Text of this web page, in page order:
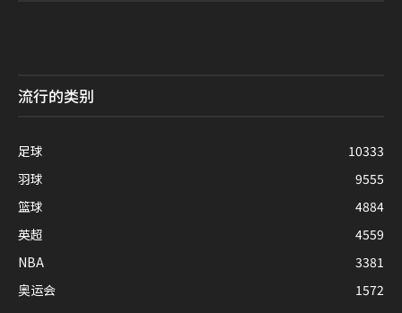
流行的类别
足球
10333
羽球
9555
篮球
4884
英超
4559
NBA
3381
奥运会
1572